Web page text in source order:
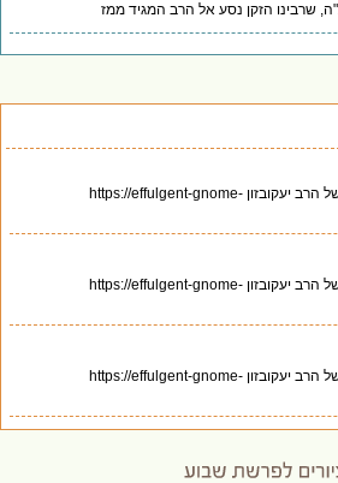
הזקן נסע אל הרב המגיד ממז
כאן יש סיכום של כל השיעורים של הרב יעקובזון https://effulgent-gnome-
כאן יש סיכום של כל השיעורים של הרב יעקובזון https://effulgent-gnome-
כאן יש סיכום של כל השיעורים של הרב יעקובזון https://effulgent-gnome-